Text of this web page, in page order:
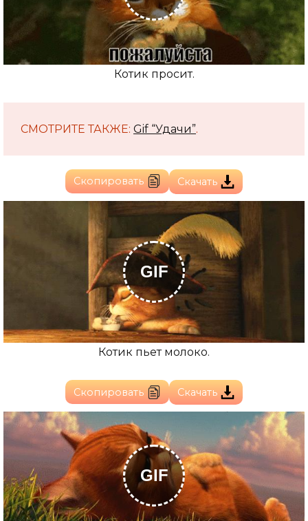
Котик просит.
СМОТРИТЕ ТАКЖЕ: Gif “Удачи”.
Скопировать Скачать
GIF
Котик пьет молоко.
Скопировать Скачать
GIF